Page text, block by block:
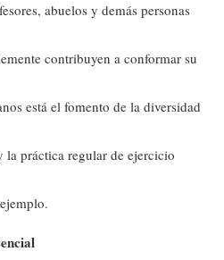
abuelos y demás personas
contribuyen a conformar su
está el fomento de la diversidad
práctica regular de ejercicio